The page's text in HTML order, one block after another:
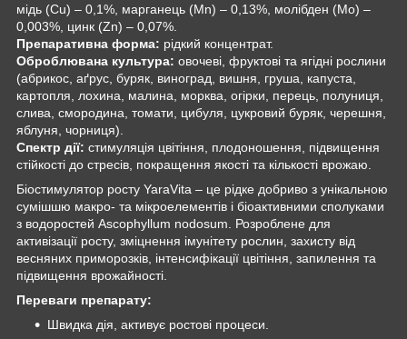
мідь (Cu) – 0,1%, марганець (Mn) – 0,13%, молібден (Mo) –
0,003%, цинк (Zn) – 0,07%.
Препаративна форма: рідкий концентрат.
Оброблювана культура: овочеві, фруктові та ягідні рослини
(абрикос, аґрус, буряк, виноград, вишня, груша, капуста,
картопля, лохина, малина, морква, огірки, перець, полуниця,
слива, смородина, томати, цибуля, цукровий буряк, черешня,
яблуня, чорниця).
Спектр дії: стимуляція цвітіння, плодоношення, підвищення
стійкості до стресів, покращення якості та кількості врожаю.
Біостимулятор росту YaraVita – це рідке добриво з унікальною
сумішшю макро- та мікроелементів і біоактивними сполуками
з водоростей Ascophyllum nodosum. Розроблене для
активізації росту, зміцнення імунітету рослин, захисту від
весняних приморозків, інтенсифікації цвітіння, запилення та
підвищення врожайності.
Переваги препарату:
Швидка дія, активує ростові процеси.